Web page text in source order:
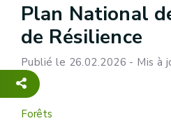
Plan National
de Résilience
Publié le 26.02.2026 - Mis à
Forêts